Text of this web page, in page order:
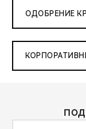
ОДОБРЕНИЕ